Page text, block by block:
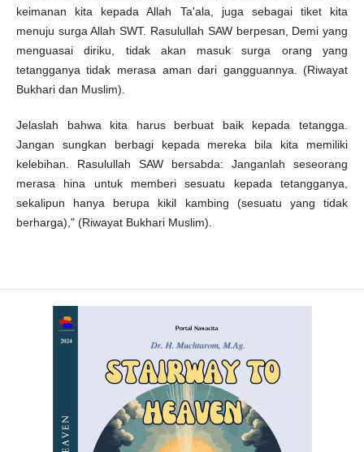
keimanan kita kepada Allah Ta'ala, juga sebagai tiket kita
menuju surga Allah SWT. Rasulullah SAW berpesan, Demi yang
menguasai diriku, tidak akan masuk surga orang yang
tetangganya tidak merasa aman dari gangguannya. (Riwayat
Bukhari dan Muslim).
Jelaslah bahwa kita harus berbuat baik kepada tetangga.
Jangan sungkan berbagi kepada mereka bila kita memiliki
kelebihan. Rasulullah SAW bersabda: Janganlah seseorang
merasa hina untuk memberi sesuatu kepada tetangganya,
sekalipun hanya berupa kikil kambing (sesuatu yang tidak
berharga)," (Riwayat Bukhari Muslim).